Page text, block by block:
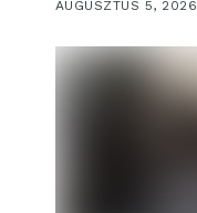
AUGUSZTUS 5, 2026